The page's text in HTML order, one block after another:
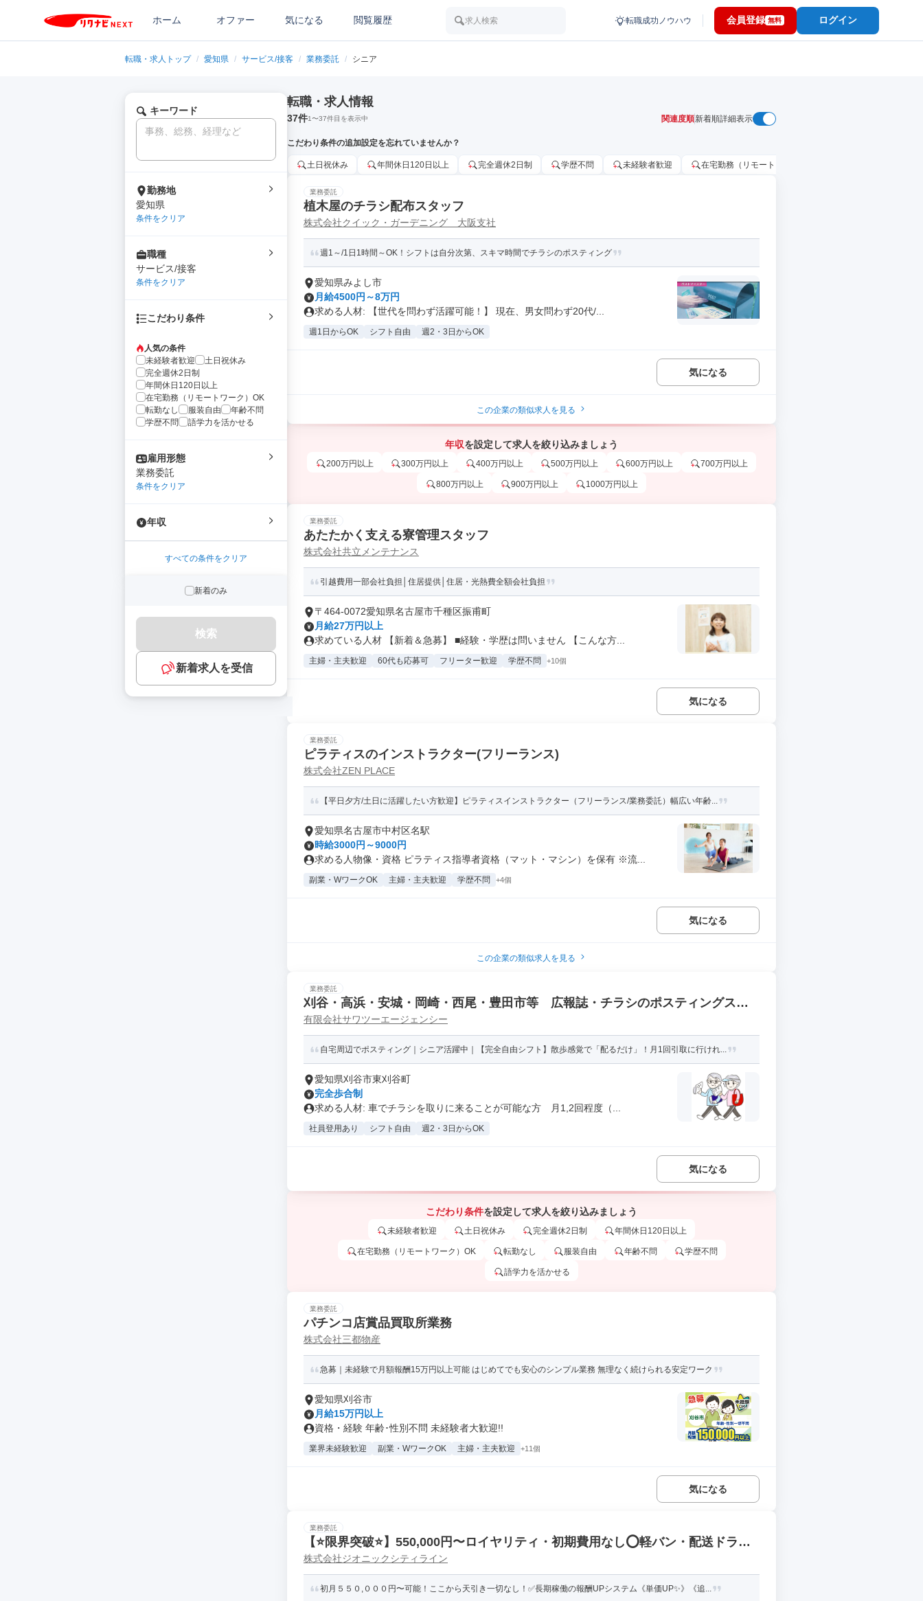
ホーム オファー 気になる 閲覧履歴 求人検索 転職成功ノウハウ 会員登録 無料 ログイン
転職・求人トップ / 愛知県 / サービス/接客 / 業務委託 / シニア
キーワード
勤務地
愛知県
条件をクリア
職種
サービス/接客
条件をクリア
こだわり条件
人気の条件
未経験者歓迎
土日祝休み
完全週休2日制
年間休日120日以上
在宅勤務（リモートワーク）OK
転勤なし
服装自由
年齢不問
学歴不問
語学力を活かせる
雇用形態
業務委託
条件をクリア
年収
すべての条件をクリア
新着のみ
検索
新着求人を受信
転職・求人情報
37件1〜37件目を表示中 関連度順新着順詳細表示
こだわり条件の追加設定を忘れていませんか？
土日祝休み 年間休日120日以上 完全週休2日制 学歴不問 未経験者歓迎 在宅勤務（リモートワーク）OK
業務委託
植木屋のチラシ配布スタッフ
株式会社クイック・ガーデニング 大阪支社
週1～/1日1時間～OK！シフトは自分次第、スキマ時間でチラシのポスティング
愛知県みよし市
月給4500円～8万円
求める人材: 【世代を問わず活躍可能！】 現在、男女問わず20代/...
週1日からOK シフト自由 週2・3日からOK
気になる
この企業の類似求人を見る
年収を設定して求人を絞り込みましょう
200万円以上 300万円以上 400万円以上 500万円以上 600万円以上 700万円以上
800万円以上 900万円以上 1000万円以上
業務委託
あたたかく支える寮管理スタッフ
株式会社共立メンテナンス
引越費用一部会社負担│住居提供│住居・光熱費全額会社負担
〒464-0072愛知県名古屋市千種区振甫町
月給27万円以上
求めている人材 【新着＆急募】 ■経験・学歴は問いません 【こんな方...
主婦・主夫歓迎 60代も応募可 フリーター歓迎 学歴不問 +10個
気になる
業務委託
ピラティスのインストラクター(フリーランス)
株式会社ZEN PLACE
【平日夕方/土日に活躍したい方歓迎】ピラティスインストラクター（フリーランス/業務委託）幅広い年齢...
愛知県名古屋市中村区名駅
時給3000円～9000円
求める人物像・資格 ピラティス指導者資格（マット・マシン）を保有 ※流...
副業・WワークOK 主婦・主夫歓迎 学歴不問 +4個
気になる
この企業の類似求人を見る
業務委託
刈谷・高浜・安城・岡崎・西尾・豊田市等 広報誌・チラシのポスティングスタ
ッフ募集
有限会社サワツーエージェンシー
自宅周辺でポスティング｜シニア活躍中｜【完全自由シフト】散歩感覚で「配るだけ」！月1回引取に行けれ...
愛知県刈谷市東刈谷町
完全歩合制
求める人材: 車でチラシを取りに来ることが可能な方 月1,2回程度（...
社員登用あり シフト自由 週2・3日からOK
気になる
こだわり条件を設定して求人を絞り込みましょう
未経験者歓迎 土日祝休み 完全週休2日制 年間休日120日以上
在宅勤務（リモートワーク）OK 転勤なし 服装自由 年齢不問 学歴不問
語学力を活かせる
業務委託
パチンコ店賞品買取所業務
株式会社三都物産
急募｜未経験で月額報酬15万円以上可能 はじめてでも安心のシンプル業務 無理なく続けられる安定ワーク
愛知県刈谷市
月給15万円以上
資格・経験 年齢･性別不問 未経験者大歓迎!!
業界未経験歓迎 副業・WワークOK 主婦・主夫歓迎 +11個
気になる
業務委託
【⭐️限界突破⭐️】550,000円〜ロイヤリティ・初期費用なし⭕軽バン・配送ドライ
バー
株式会社ジオニックシティライン
初月５５０,０００円〜可能！ここから天引き一切なし！✅長期稼働の報酬UPシステム《単価UP✨》《追...